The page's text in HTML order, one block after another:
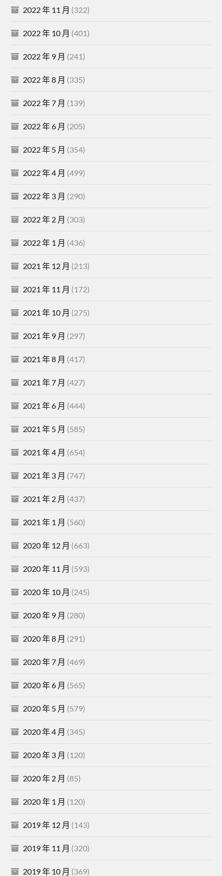
2022 年 11 月 (322)
2022 年 10 月 (401)
2022 年 9 月 (241)
2022 年 8 月 (335)
2022 年 7 月 (139)
2022 年 6 月 (205)
2022 年 5 月 (354)
2022 年 4 月 (499)
2022 年 3 月 (290)
2022 年 2 月 (303)
2022 年 1 月 (436)
2021 年 12 月 (213)
2021 年 11 月 (172)
2021 年 10 月 (275)
2021 年 9 月 (297)
2021 年 8 月 (417)
2021 年 7 月 (427)
2021 年 6 月 (444)
2021 年 5 月 (585)
2021 年 4 月 (654)
2021 年 3 月 (747)
2021 年 2 月 (437)
2021 年 1 月 (560)
2020 年 12 月 (663)
2020 年 11 月 (593)
2020 年 10 月 (245)
2020 年 9 月 (280)
2020 年 8 月 (291)
2020 年 7 月 (469)
2020 年 6 月 (565)
2020 年 5 月 (579)
2020 年 4 月 (345)
2020 年 3 月 (120)
2020 年 2 月 (85)
2020 年 1 月 (120)
2019 年 12 月 (143)
2019 年 11 月 (320)
2019 年 10 月 (369)